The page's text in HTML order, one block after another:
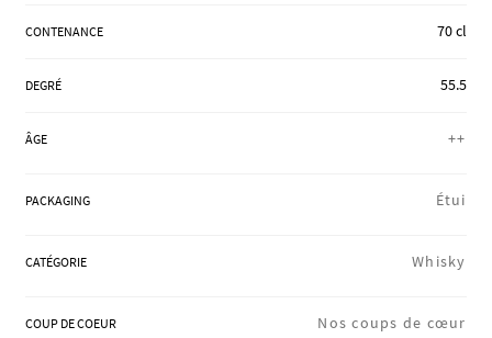
BOUTIQUE LOIRET
CONTENANCE 70 cl
DEGRÉ 55.5
ÂGE ++
PACKAGING Étui
CATÉGORIE Whisky
COUP DE COEUR Nos coups de cœur